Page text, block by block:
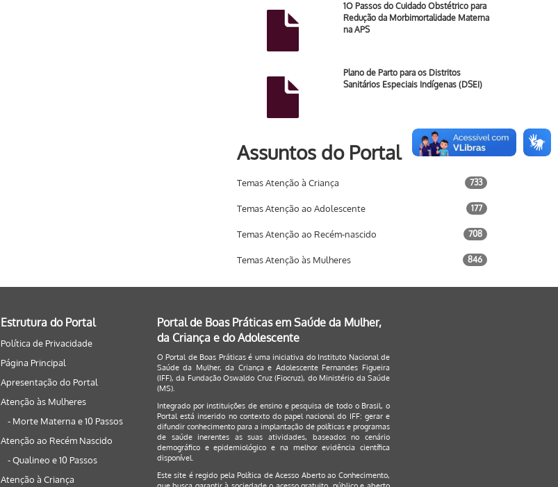
1O Passos do Cuidado Obstétrico para
Redução da Morbimortalidade Materna
na APS
Plano de Parto para os Distritos
Sanitários Especiais Indígenas (DSEI)
Assuntos do Portal
Temas Atenção à Criança 733
Temas Atenção ao Adolescente 177
Temas Atenção ao Recém-nascido 708
Temas Atenção às Mulheres 846
Estrutura do Portal
Política de Privacidade
Página Principal
Apresentação do Portal
Atenção às Mulheres
- Morte Materna e 10 Passos
Atenção ao Recém Nascido
- Qualineo e 10 Passos
Atenção à Criança
Portal de Boas Práticas em Saúde da Mulher,
da Criança e do Adolescente
O Portal de Boas Práticas é uma iniciativa do Instituto Nacional de
Saúde da Mulher, da Criança e Adolescente Fernandes Figueira
(IFF), da Fundação Oswaldo Cruz (Fiocruz), do Ministério da Saúde
(MS).
Integrado por instituições de ensino e pesquisa de todo o Brasil, o
Portal está inserido no contexto do papel nacional do IFF: gerar e
difundir conhecimento para a implantação de políticas e programas
de saúde inerentes as suas atividades, baseados no cenário
demográfico e epidemiológico e na melhor evidência científica
disponível.
Este site é regido pelaPolítica de Acesso Aberto ao Conhecimento,